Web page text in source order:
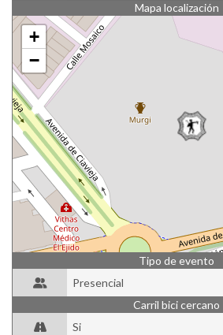
Mapa localización
+
−
Tipo de evento
Presencial
Carril bici cercano
Si